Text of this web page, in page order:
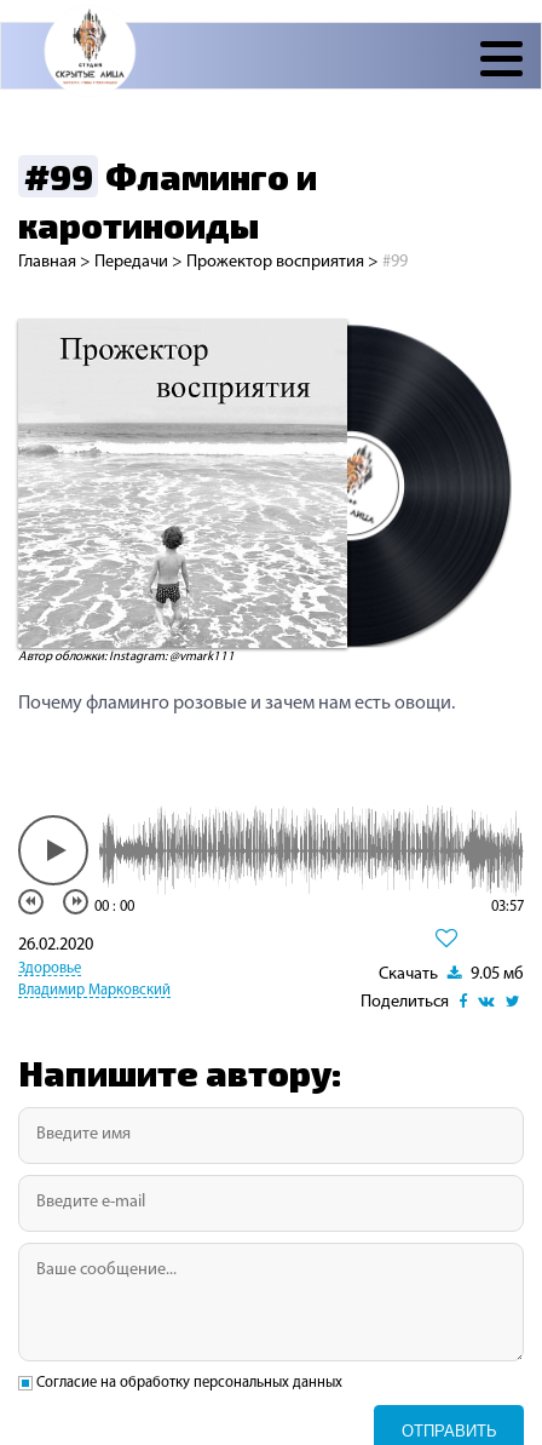
#99 Фламинго и
каротиноиды
Главная > Передачи > Прожектор восприятия > #99
Автор обложки: Instagram: @vmark111
Почему фламинго розовые и зачем нам есть овощи.
00 : 00 03:57
Скачать
9.05 мб
Поделиться
26.02.2020
Здоровье
Владимир Марковский
Напишите автору:
Согласие на обработку персональных данных
ОТПРАВИТЬ